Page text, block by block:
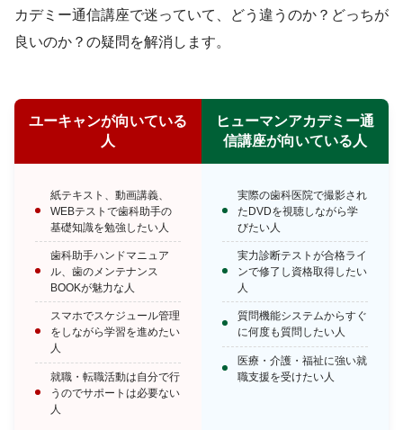
カデミー通信講座で迷っていて、どう違うのか？どっちが
良いのか？の疑問を解消します。
ユーキャンが向いている
人
紙テキスト、動画講義、
WEBテストで歯科助手の
基礎知識を勉強したい人
歯科助手ハンドマニュア
ル、歯のメンテナンス
BOOKが魅力な人
スマホでスケジュール管理
をしながら学習を進めたい
人
就職・転職活動は自分で行
うのでサポートは必要ない
人
ヒューマンアカデミー通
信講座が向いている人
実際の歯科医院で撮影され
たDVDを視聴しながら学
びたい人
実力診断テストが合格ライ
ンで修了し資格取得したい
人
質問機能システムからすぐ
に何度も質問したい人
医療・介護・福祉に強い就
職支援を受けたい人